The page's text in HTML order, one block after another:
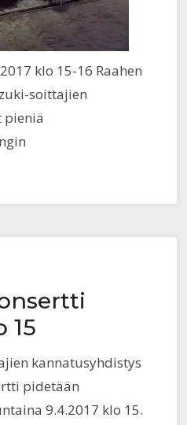
klo 15-16 Raahen
soittajien
15
kannatusyhdistys
pidetään
9.4.2017 klo 15.